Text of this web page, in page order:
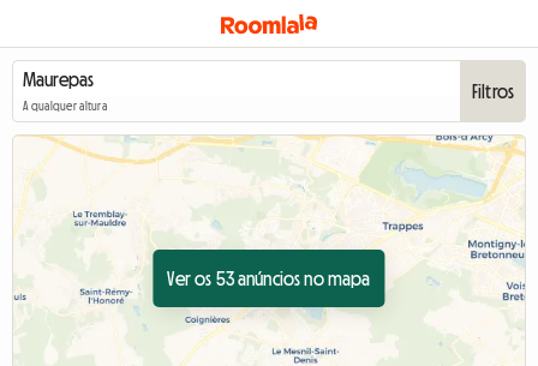
A qualquer altura
Filtros
Ver os 53 anúncios no mapa